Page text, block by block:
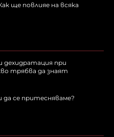
ще повлияе на всяка
дехидратация при
трябва да знаят
да се притесняваме?